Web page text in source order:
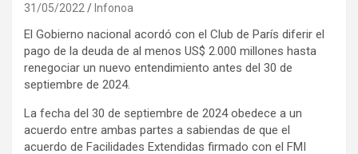
31/05/2022 Infonoa
El Gobierno nacional acordó con el Club de París diferir el
pago de la deuda de al menos US$ 2.000 millones hasta
renegociar un nuevo entendimiento antes del 30 de
septiembre de 2024.
La fecha del 30 de septiembre de 2024 obedece a un
acuerdo entre ambas partes a sabiendas de que el
acuerdo de Facilidades Extendidas firmado con el FMI